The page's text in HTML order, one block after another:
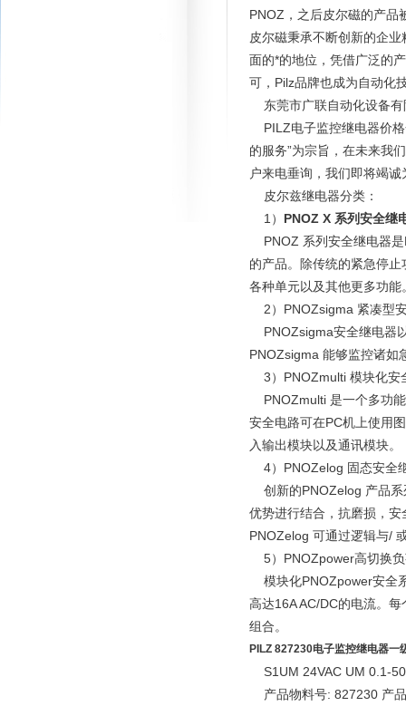
PNOZ，之后皮尔磁的产品
皮尔磁秉承不断创新的企
面的*的地位，凭借广泛的
可，Pilz品牌也成为自动化
东莞市广联自动化设备有
PILZ电子监控继电器价格
的服务”为宗旨，在未来我
户来电垂询，我们即将竭诚
皮尔兹继电器分类：
1） PNOZ X 系列安全继
PNOZ 系列安全继电器是
的产品。除传统的紧急停
各种单元以及其他更多功能
2）PNOZsigma 紧凑型
PNOZsigma安全继电器
PNOZsigma 能够监控诸如
3）PNOZmulti 模块化安
PNOZmulti 是一个多功能
安全电路可在PC机上使用
入输出模块以及通讯模块。
4）PNOZelog 固态安全
创新的PNOZelog 产品系
优势进行结合，抗磨损，
PNOZelog 可通过逻辑与/
5）PNOZpower高切换
模块化PNOZpower安全
高达16A AC/DC的电流。
组合。
PILZ 827230电子监控继电器一
S1UM 24VAC UM 0.1-
产品物料号: 827230 产